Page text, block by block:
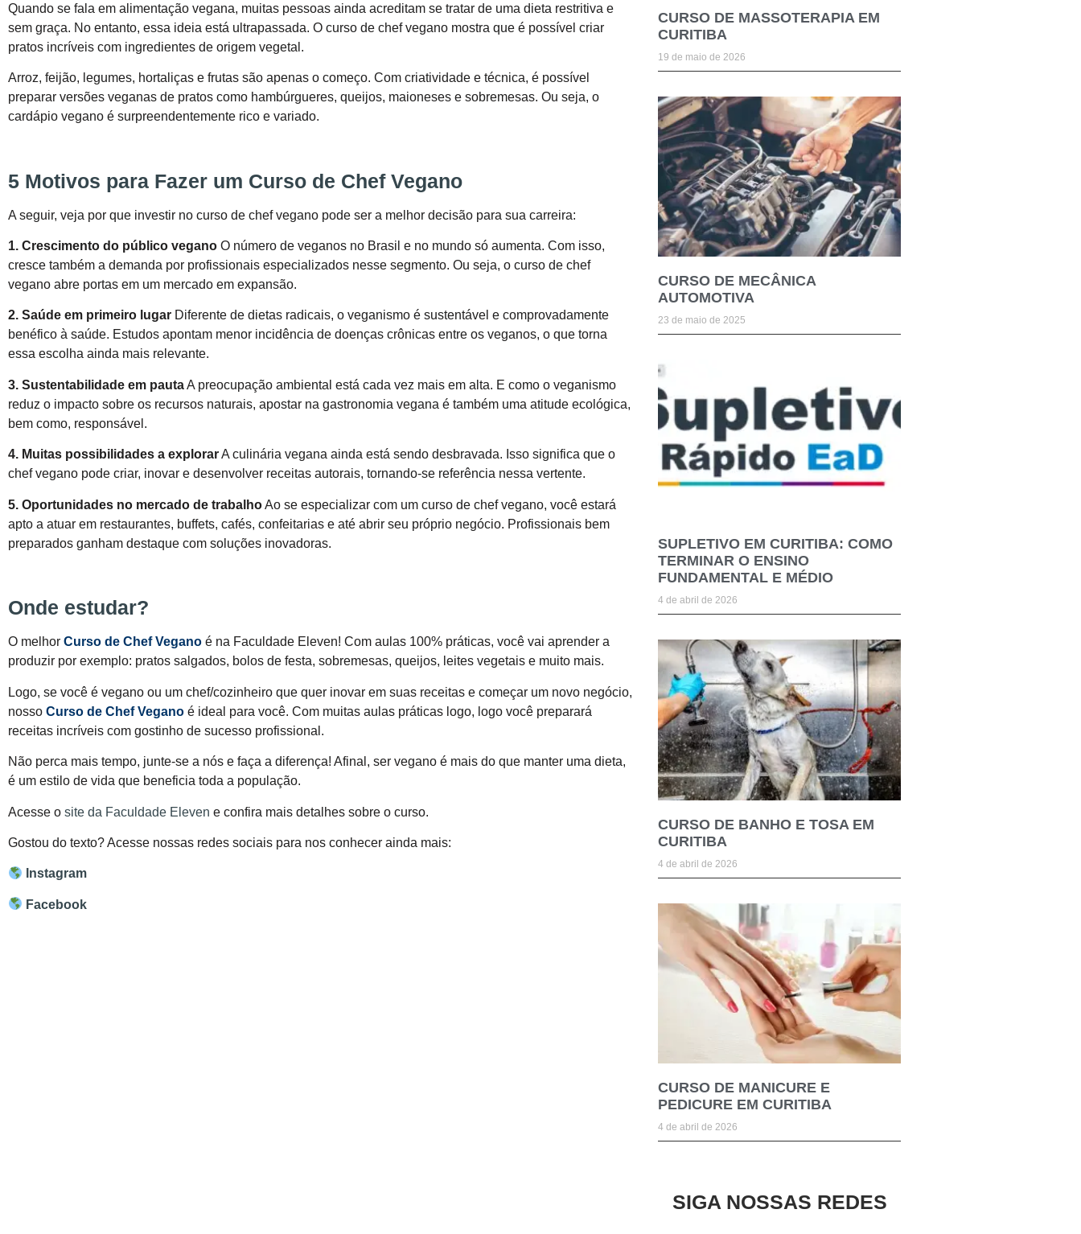
Quando se fala em alimentação vegana, muitas pessoas ainda acreditam se tratar de uma dieta restritiva e
sem graça. No entanto, essa ideia está ultrapassada. O curso de chef vegano mostra que é possível criar
pratos incríveis com ingredientes de origem vegetal.
Arroz, feijão, legumes, hortaliças e frutas são apenas o começo. Com criatividade e técnica, é possível
preparar versões veganas de pratos como hambúrgueres, queijos, maioneses e sobremesas. Ou seja, o
cardápio vegano é surpreendentemente rico e variado.
5 Motivos para Fazer um Curso de Chef Vegano
A seguir, veja por que investir no curso de chef vegano pode ser a melhor decisão para sua carreira:
1. Crescimento do público vegano O número de veganos no Brasil e no mundo só aumenta. Com isso,
cresce também a demanda por profissionais especializados nesse segmento. Ou seja, o curso de chef
vegano abre portas em um mercado em expansão.
2. Saúde em primeiro lugar Diferente de dietas radicais, o veganismo é sustentável e comprovadamente
benéfico à saúde. Estudos apontam menor incidência de doenças crônicas entre os veganos, o que torna
essa escolha ainda mais relevante.
3. Sustentabilidade em pautaA preocupação ambiental está cada vez mais em alta. E como o veganismo
reduz o impacto sobre os recursos naturais, apostar na gastronomia vegana é também uma atitude ecológica,
bem como, responsável.
4. Muitas possibilidades a explorarA culinária vegana ainda está sendo desbravada. Isso significa que o
chef vegano pode criar, inovar e desenvolver receitas autorais, tornando-se referência nessa vertente.
5. Oportunidades no mercado de trabalhoAo se especializar com um curso de chef vegano, você estará
apto a atuar em restaurantes, buffets, cafés, confeitarias e até abrir seu próprio negócio. Profissionais bem
preparados ganham destaque com soluções inovadoras.
Onde estudar?
O melhor Curso de Chef Vegano é na Faculdade Eleven! Com aulas 100% práticas, você vai aprender a
produzir por exemplo: pratos salgados, bolos de festa, sobremesas, queijos, leites vegetais e muito mais.
Logo, se você é vegano ou um chef/cozinheiro que quer inovar em suas receitas e começar um novo negócio,
nosso Curso de Chef Vegano é ideal para você. Com muitas aulas práticas logo, logo você preparará
receitas incríveis com gostinho de sucesso profissional.
Não perca mais tempo, junte-se a nós e faça a diferença! Afinal, ser vegano é mais do que manter uma dieta,
é um estilo de vida que beneficia toda a população.
Acesse o site da Faculdade Eleven e confira mais detalhes sobre o curso.
Gostou do texto? Acesse nossas redes sociais para nos conhecer ainda mais:
Instagram
Facebook
CURSO DE MASSOTERAPIA EM
CURITIBA
19 de maio de 2026
CURSO DE MECÂNICA
AUTOMOTIVA
23 de maio de 2025
SUPLETIVO EM CURITIBA: COMO
TERMINAR O ENSINO
FUNDAMENTAL E MÉDIO
4 de abril de 2026
CURSO DE BANHO E TOSA EM
CURITIBA
4 de abril de 2026
CURSO DE MANICURE E
PEDICURE EM CURITIBA
4 de abril de 2026
SIGA NOSSAS REDES